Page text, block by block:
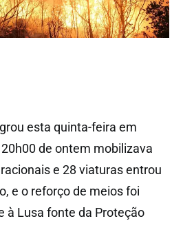
esta quinta-feira em
de ontem mobilizava
e 28 viaturas entrou
e o reforço de meios foi
à Lusa fonte da Proteção